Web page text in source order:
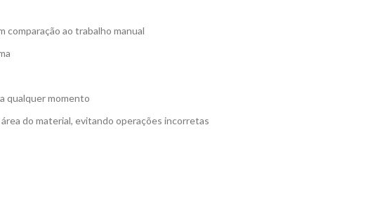
ao trabalho manual
qualquer momento
do material, evitando operações incorretas